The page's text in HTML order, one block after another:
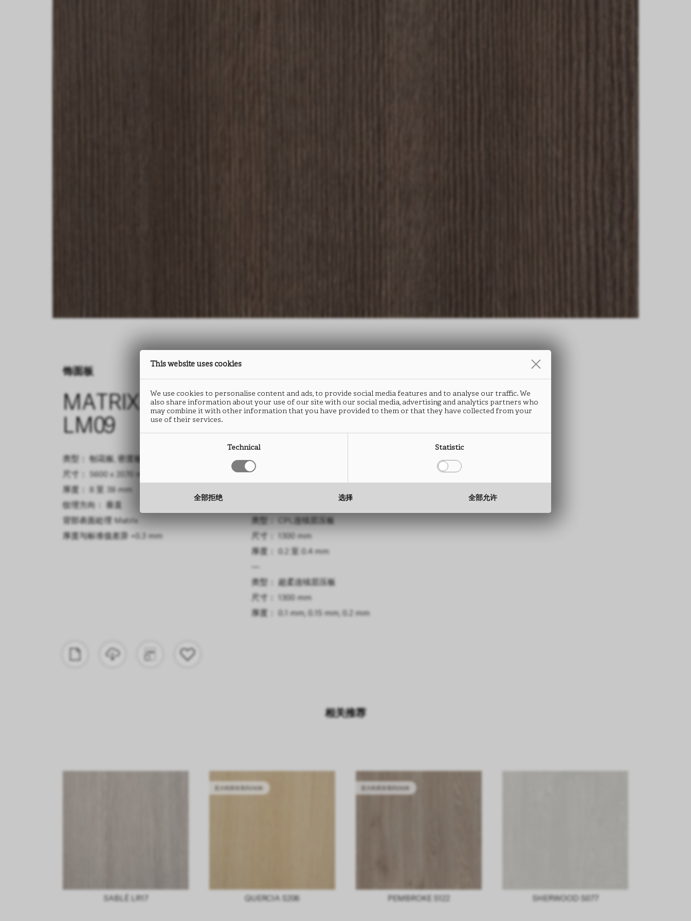
饰面板
MATRIX
LM09
类型： 刨花板, 密度板
尺寸： 5600 x 2070 mm
厚度： 8 至 38 mm
纹理方向： 垂直
背部表面处理 Matrix
厚度与标准值差异
+0.3 mm
MATRIX
LM09
类型： HPL防火板
尺寸： 3050 x 1300 mm
类型： CPL连续层压板
尺寸： 1300 mm
厚度： 0.2 至 0.4 mm
—
类型： 超柔连续层压板
尺寸： 1300 mm
厚度： 0.1 mm, 0.15 mm, 0.2 mm
MATRIX
LM09
类型： ABS封边条
高度： 15 至 330 mm
相关推荐
SABLÈ LR17 QUERCIA S206 PEMBROKE S122 SHERWOOD S077
This website uses cookies
We use cookies to personalise content and ads, to provide social media features and to analyse our traffic. We
also share information about your use of our site with our social media, advertising and analytics partners who
may combine it with other information that you have provided to them or that they have collected from your
use of their services.
Technical Statistic
全部拒绝 选择 全部允许